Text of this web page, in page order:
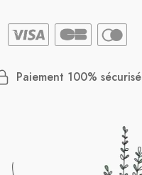
Paiement 100% sécurisé